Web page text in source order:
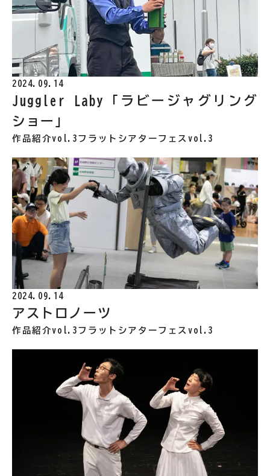
2024.09.14
Juggler Laby「ラビージャグリング
ショー」
作品紹介vol.3 フラットシアターフェスvol.3
2024.09.14
アストロノーツ
作品紹介vol.3 フラットシアターフェスvol.3